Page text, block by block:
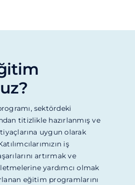
sektördeki
titizlikle hazırlanmış ve
uygun olarak
iş
artırmak ve
yardımcı olmak
eğitim programlarını